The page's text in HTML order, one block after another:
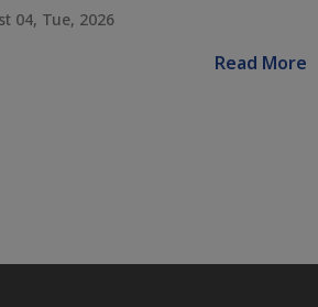
04, Tue, 2026
Read More